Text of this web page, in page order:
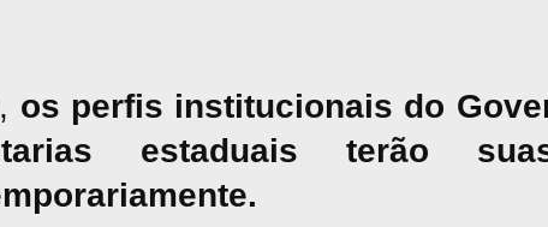
os perfis institucionais do
estaduais terão